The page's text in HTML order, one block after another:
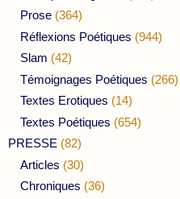
Prose (364)
Réflexions Poétiques (944)
Slam (42)
Témoignages Poétiques (266)
Textes Erotiques (14)
Textes Poétiques (654)
PRESSE (82)
Articles (30)
Chroniques (36)